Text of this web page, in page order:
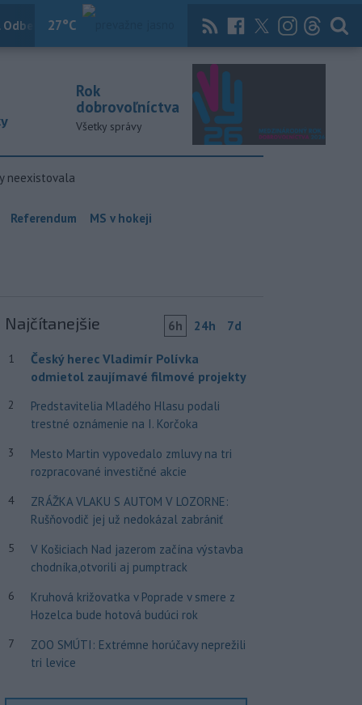
27°C
Knihy Magazín News Now Archív
Rok
dobrovoľníctva
Všetky správy
neexistovala
Referendum MS v hokeji
Najčítanejšie 6h 24h 7d
1
Český herec Vladimír Polívka
odmietol zaujímavé filmové projekty
2
Predstavitelia Mladého Hlasu podali
trestné oznámenie na I. Korčoka
3
Mesto Martin vypovedalo zmluvy na tri
rozpracované investičné akcie
4
ZRÁŽKA VLAKU S AUTOM V LOZORNE:
Rušňovodič jej už nedokázal zabrániť
5
V Košiciach Nad jazerom začína výstavba
chodníka,otvorili aj pumptrack
6
Kruhová križovatka v Poprade v smere z
Hozelca bude hotová budúci rok
7
ZOO SMÚTI: Extrémne horúčavy neprežili
tri levice